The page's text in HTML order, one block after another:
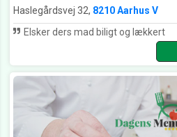
Haslegårdsvej 32, 8210 Aarhus V
Elsker ders mad biligt og lækkert